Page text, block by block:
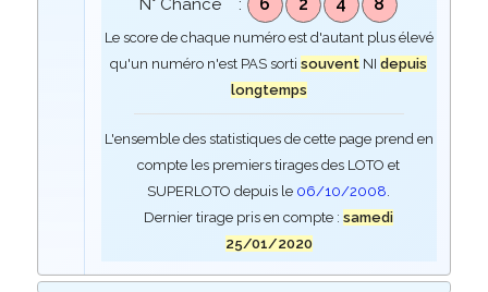
N° Chance :
Le score de chaque numéro est d'autant plus élevé
qu'un numéro n'est PAS sortisouvent NIdepuis
longtemps
L'ensemble des statistiques de cette page prend en
compte les premiers tirages des LOTO et
SUPERLOTO depuis le 06/10/2008.
Dernier tirage pris en compte :samedi
25/01/2020